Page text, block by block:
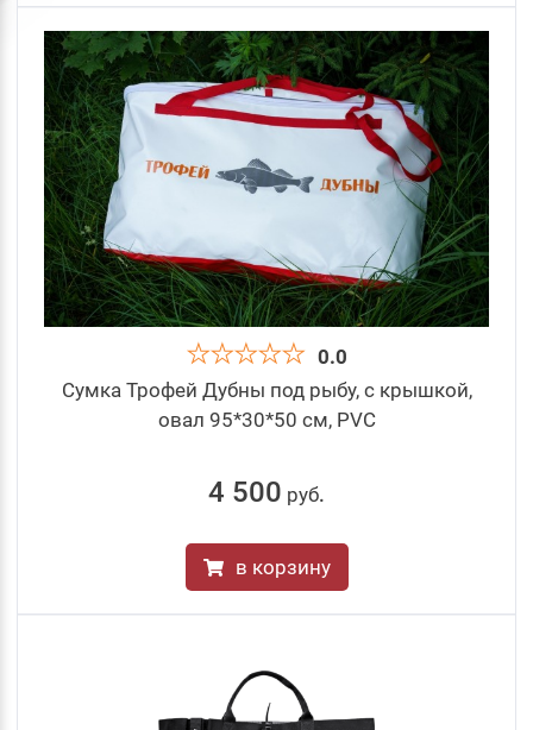
0.0
Сумка Трофей Дубны под рыбу, c крышкой,
овал 95*30*50 см, PVC
4 500 руб.
в корзину